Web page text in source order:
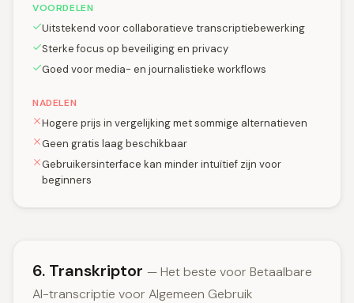
VOORDELEN
Uitstekend voor collaboratieve transcriptiebewerking
Sterke focus op beveiliging en privacy
Goed voor media- en journalistieke workflows
NADELEN
Hogere prijs in vergelijking met sommige alternatieven
Geen gratis laag beschikbaar
Gebruikersinterface kan minder intuïtief zijn voor
beginners
6. Transkriptor — Het beste voor Betaalbare
AI-transcriptie voor Algemeen Gebruik